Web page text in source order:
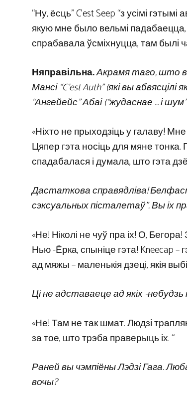
“Ну, ёсць” C’est Seep “з усімі
якую мне было вельмі
спрабавала ўсміхнуцца, там былі
Няправільна.Акрамя таго, што вы
Мансі “C’est Auth” (які вы
“Ангейейс” Абаі (“жудаснае … і
«Ніхто не прыходзіць у галаву!
Цяпер гэта носіць для мяне
спадабалася і думала, што гэта
Дастаткова справядліва!
сэксуальных пісталетаў”. Вы іх
«Не! Ніколі не чуў пра іх! О,
Нью -Ёрка, спыніце гэта! Kneecap
ад мяжы – маленькія дзеці, якія
Ці не адставаеце ад якіх -небудзь
«Не! Там не так шмат. Людзі
за тое, што трэба праверыць іх. “
Раней вы чэмпіёны Лэдзі Гага.
вочы?